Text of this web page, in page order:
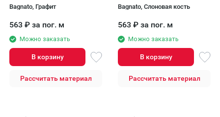
Bagnato, Графит
563 ₽ за пог. м
Можно заказать
В корзину
Рассчитать материал
Bagnato, Слоновая кость
563 ₽ за пог. м
Можно заказать
В корзину
Рассчитать материал